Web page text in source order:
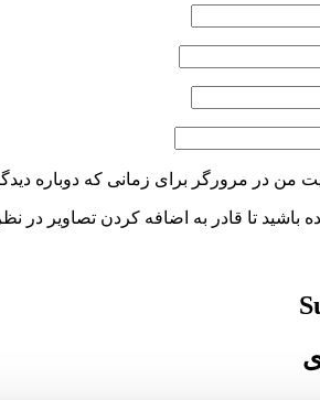
من در مرورگر برای زمانی که دوباره
باشید تا قادر به اضافه کردن تصاویر در